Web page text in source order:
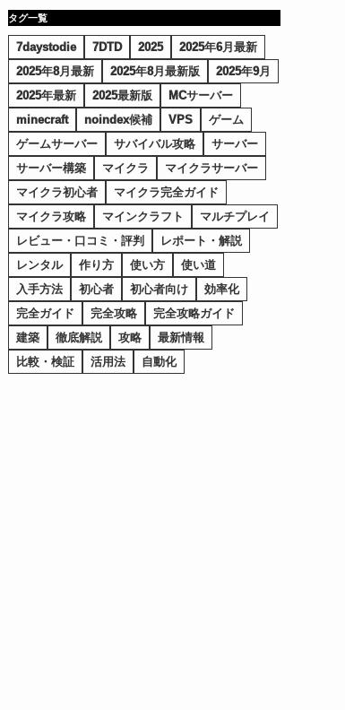
タグ一覧
7daystodie 7DTD 2025
2025年6月最新
2025年8月最新
2025年8月最新版
2025年9月
2025年最新
2025最新版
MCサーバー
minecraft
noindex候補 VPS
ゲーム
ゲームサーバー
サバイバル攻略
サーバー
サーバー構築
マイクラ
マイクラサーバー
マイクラ初心者
マイクラ完全ガイド
マイクラ攻略
マインクラフト
マルチプレイ
レビュー・口コミ・評判
レポート・解説
レンタル
作り方 使い方
使い道
入手方法
初心者 初心者向け
効率化
完全ガイド
完全攻略
完全攻略ガイド
建築
徹底解説 攻略
最新情報
比較・検証
活用法 自動化